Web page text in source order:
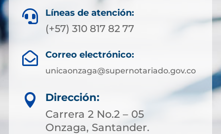
 Líneas de atención:
(+57) 310 817 82 77
 Correo electrónico:
unicaonzaga@supernotariado.gov.co

Dirección:
Carrera 2 No.2 – 05
Onzaga, Santander.